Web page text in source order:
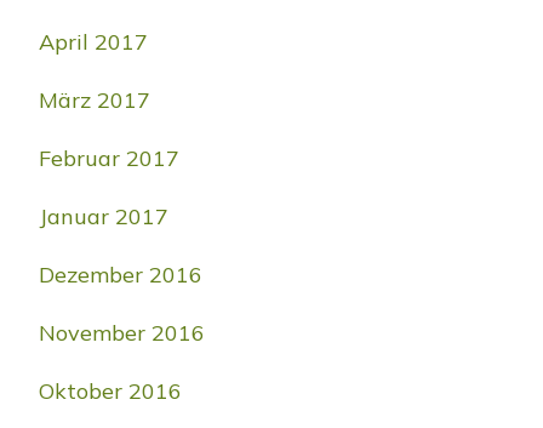
April 2017
März 2017
Februar 2017
Januar 2017
Dezember 2016
November 2016
Oktober 2016